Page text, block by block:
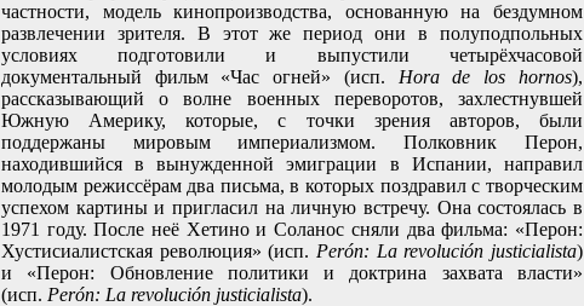
частности, модель кинопроизводства, основанную на бездумном
развлечении зрителя. В этот же период они в полуподпольных
условиях подготовили и выпустили четырёхчасовой
документальный фильм «Час огней» (исп. Hora de los hornos),
рассказывающий о волне военных переворотов, захлестнувшей
Южную Америку, которые, с точки зрения авторов, были
поддержаны мировым империализмом. Полковник Перон,
находившийся в вынужденной эмиграции в Испании, направил
молодым режиссёрам два письма, в которых поздравил с творческим
успехом картины и пригласил на личную встречу. Она состоялась в
1971 году. После неё Хетино и Соланос сняли два фильма: «Перон:
Хустисиалистская революция» (исп. Perón: La revolución justicialista)
и «Перон: Обновление политики и доктрина захвата власти»
(исп. Perón: La revolución justicialista).